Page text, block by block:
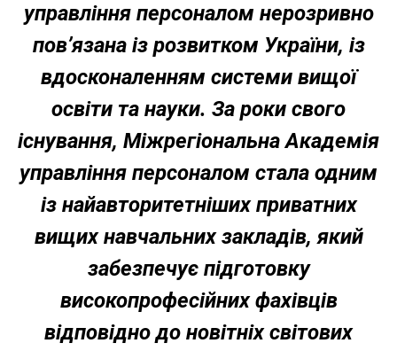
управління персоналом нерозривно
пов’язана із розвитком України, із
вдосконаленням системи вищої
освіти та науки. За роки свого
існування, Міжрегіональна Академія
управління персоналом стала одним
із найавторитетніших приватних
вищих навчальних закладів, який
забезпечує підготовку
високопрофесійних фахівців
відповідно до новітніх світових